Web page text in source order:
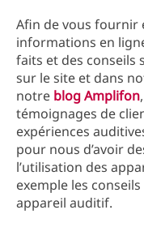
Afin de vous fournir
informations en
faits et des conseils
sur le site et dans
notre blog Amplifon
témoignages de
expériences
pour nous d’avoir
l’utilisation des
exemple les
appareil auditif.